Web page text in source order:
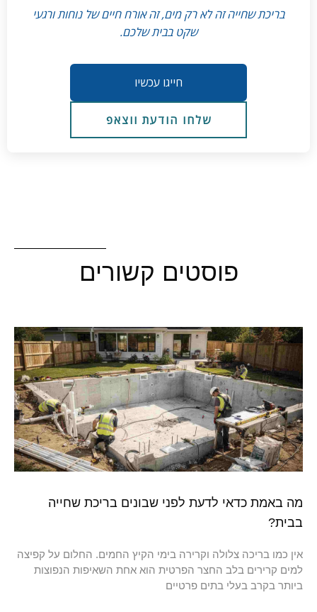
בריכת שחייה זה לא רק מים, זה אורח חיים של נוחות ורגעי
שקט בבית שלכם.
חייגו עכשיו
שלחו הודעת ווצאפ
פוסטים קשורים
מה באמת כדאי לדעת לפני שבונים בריכת שחייה
בבית?
אין כמו בריכה צלולה וקרירה בימי הקיץ החמים. החלום על קפיצה
למים קרירים בלב החצר הפרטית הוא אחת השאיפות הנפוצות
ביותר בקרב בעלי בתים פרטיים